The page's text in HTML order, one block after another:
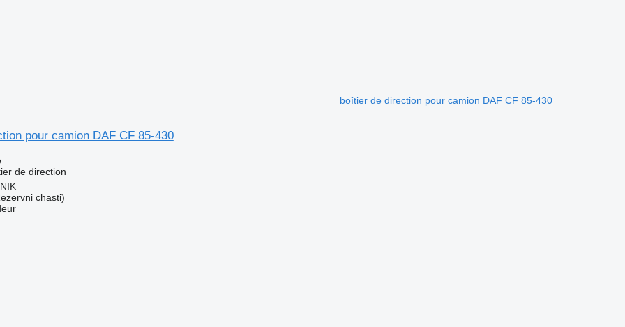
boîtier de direction pour camion DAF CF 85-430
pour camion DAF CF 85-430
de direction
chasti)